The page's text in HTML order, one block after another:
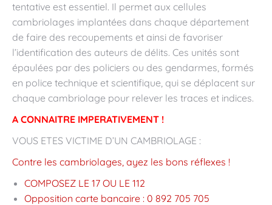
tentative est essentiel. Il permet aux cellules
cambriolages implantées dans chaque département
de faire des recoupements et ainsi de favoriser
l’identification des auteurs de délits. Ces unités sont
épaulées par des policiers ou des gendarmes, formés
en police technique et scientifique, qui se déplacent sur
chaque cambriolage pour relever les traces et indices.
A CONNAITRE IMPERATIVEMENT !
VOUS ETES VICTIME D’UN CAMBRIOLAGE :
Contre les cambriolages, ayez les bons réflexes !
COMPOSEZ LE 17 OU LE 112
Opposition carte bancaire : 0 892 705 705